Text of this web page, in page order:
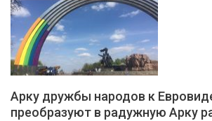
Арку дружбы народов к
преобразуют в радужную Арку